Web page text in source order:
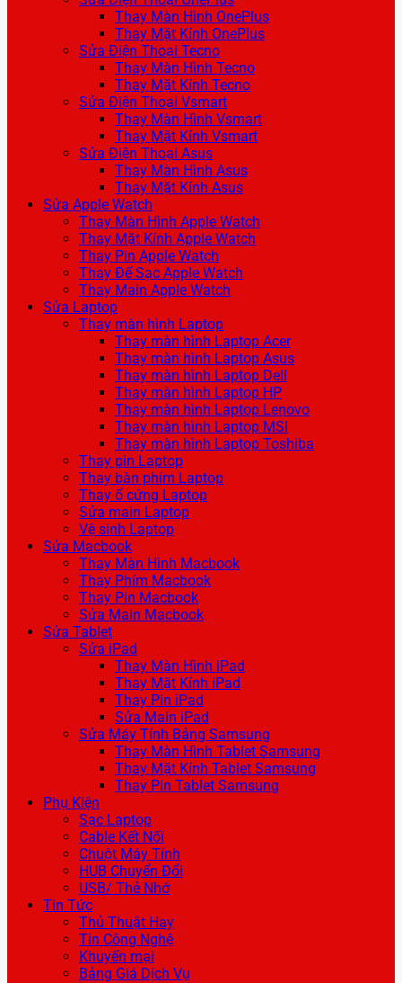
Thay Màn Hình OnePlus
Thay Mặt Kính OnePlus
Sửa Điện Thoại Tecno
Thay Màn Hình Tecno
Thay Mặt Kính Tecno
Sửa Điện Thoại Vsmart
Thay Màn Hình Vsmart
Thay Mặt Kính Vsmart
Sửa Điện Thoại Asus
Thay Màn Hình Asus
Thay Mặt Kính Asus
Sửa Apple Watch
Thay Màn Hình Apple Watch
Thay Mặt Kính Apple Watch
Thay Pin Apple Watch
Thay Đế Sạc Apple Watch
Thay Main Apple Watch
Sửa Laptop
Thay màn hình Laptop
Thay màn hình Laptop Acer
Thay màn hình Laptop Asus
Thay màn hình Laptop Dell
Thay màn hình Laptop HP
Thay màn hình Laptop Lenovo
Thay màn hình Laptop MSI
Thay màn hình Laptop Toshiba
Thay pin Laptop
Thay bàn phím Laptop
Thay ổ cứng Laptop
Sửa main Laptop
Vệ sinh Laptop
Sửa Macbook
Thay Màn Hình Macbook
Thay Phím Macbook
Thay Pin Macbook
Sửa Main Macbook
Sửa Tablet
Sửa iPad
Thay Màn Hình iPad
Thay Mặt Kính iPad
Thay Pin iPad
Sửa Main iPad
Sửa Máy Tính Bảng Samsung
Thay Màn Hình Tablet Samsung
Thay Mặt Kính Tablet Samsung
Thay Pin Tablet Samsung
Phụ Kiện
Sạc Laptop
Cable Kết Nối
Chuột Máy Tính
HUB Chuyển Đổi
USB/ Thẻ Nhớ
Tin Tức
Thủ Thuật Hay
Tin Công Nghệ
Khuyến mại
Bảng Giá Dịch Vụ